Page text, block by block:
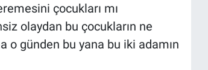
çocukları mı
olaydan bu çocukların ne
o günden bu yana bu iki adamın